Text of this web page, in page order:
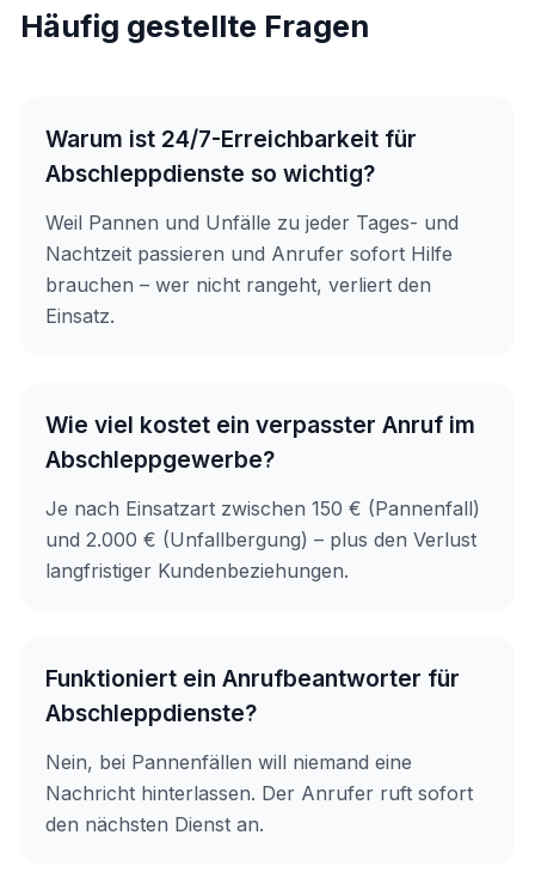
Häufig gestellte Fragen
Warum ist 24/7-Erreichbarkeit für
Abschleppdienste so wichtig?
Weil Pannen und Unfälle zu jeder Tages- und
Nachtzeit passieren und Anrufer sofort Hilfe
brauchen – wer nicht rangeht, verliert den
Einsatz.
Wie viel kostet ein verpasster Anruf im
Abschleppgewerbe?
Je nach Einsatzart zwischen 150 € (Pannenfall)
und 2.000 € (Unfallbergung) – plus den Verlust
langfristiger Kundenbeziehungen.
Funktioniert ein Anrufbeantworter für
Abschleppdienste?
Nein, bei Pannenfällen will niemand eine
Nachricht hinterlassen. Der Anrufer ruft sofort
den nächsten Dienst an.